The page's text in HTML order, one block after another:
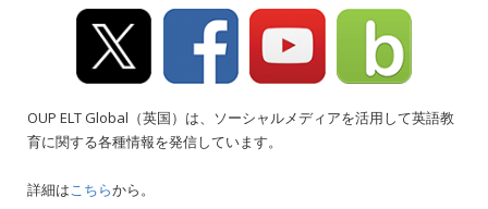
OUP ELT Global（英国）は、ソーシャルメディアを活用して英語教
育に関する各種情報を発信しています。
詳細はこちらから。